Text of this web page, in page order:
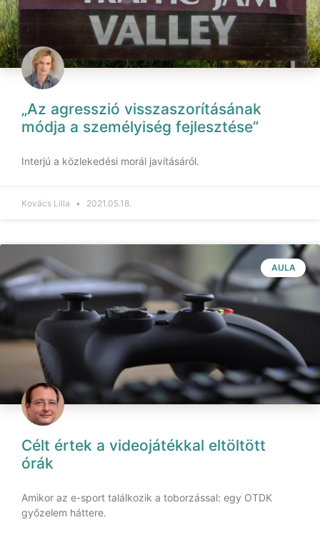
„Az agresszió visszaszorításának
módja a személyiség fejlesztése”
Interjú a közlekedési morál javításáról.
Kovács Lilla 2021.05.18.
AULA
Célt értek a videojátékkal eltöltött
órák
Amikor az e-sport találkozik a toborzással: egy OTDK
győzelem háttere.